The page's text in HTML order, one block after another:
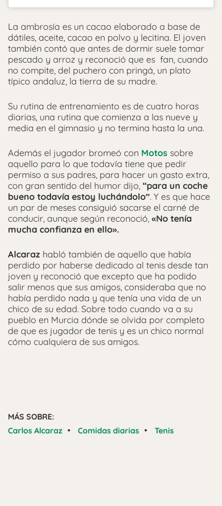
La ambrosía es un cacao elaborado a base de
dátiles, aceite, cacao en polvo y lecitina. El joven
también contó que antes de dormir suele tomar
pescado y arroz y reconoció que es fan, cuando
no compite, del puchero con pringá, un plato
típico andaluz, la tierra de su madre.
Su rutina de entrenamiento es de cuatro horas
diarias, una rutina que comienza a las nueve y
media en el gimnasio y no termina hasta la una.
Además el jugador bromeó con Motos sobre
aquello para lo que todavía tiene que pedir
permiso a sus padres, para hacer un gasto extra,
con gran sentido del humor dijo, “para un coche
bueno todavía estoy luchándolo”. Y es que hace
un par de meses consiguió sacarse el carné de
conducir, aunque según reconoció, «No tenía
mucha confianza en ello».
Alcaraz habló también de aquello que había
perdido por haberse dedicado al tenis desde tan
joven y reconoció que excepto que ha podido
salir menos que sus amigos, consideraba que no
había perdido nada y que tenía una vida de un
chico de su edad. Sobre todo cuando va a su
pueblo en Murcia dónde se olvida por completo
de que es jugador de tenis y es un chico normal
cómo cualquiera de sus amigos.
MÁS SOBRE:
Carlos Alcaraz • Comidas diarias • Tenis